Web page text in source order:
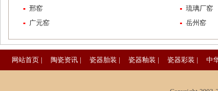
邢窑
琉璃厂窑
广元窑
岳州窑
网站首页 陶瓷资讯 瓷器胎装 瓷器釉装 瓷器彩装 中